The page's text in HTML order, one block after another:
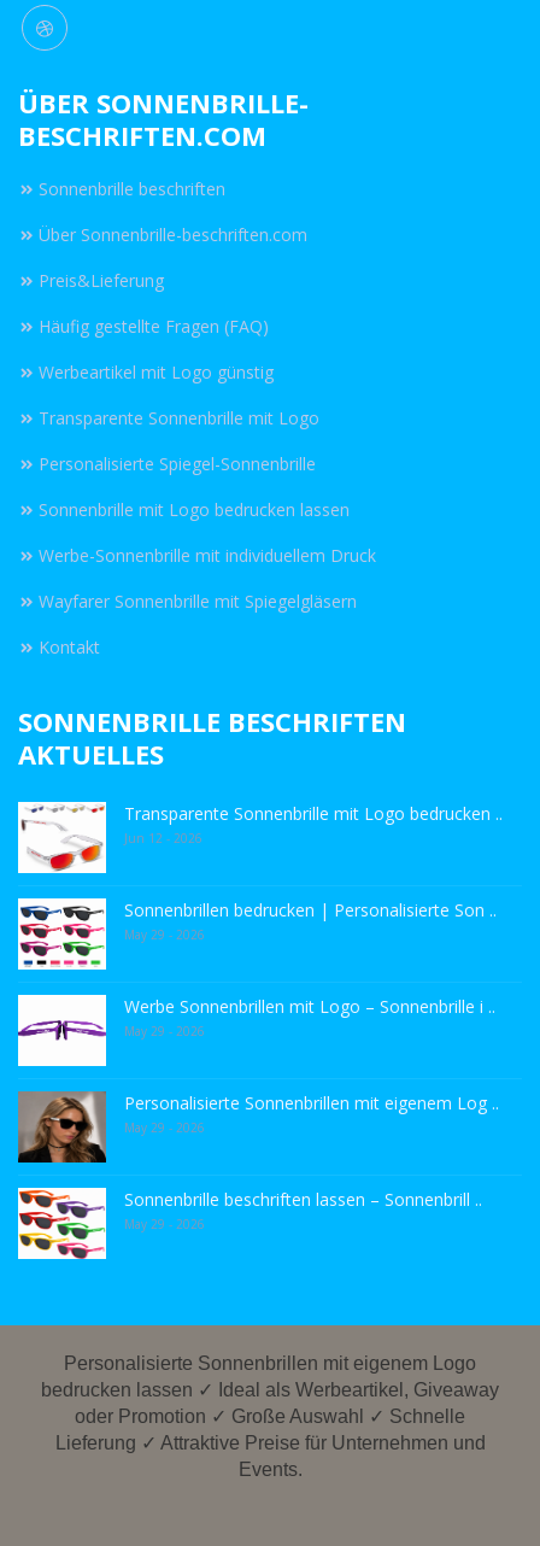
ÜBER SONNENBRILLE-
BESCHRIFTEN.COM
Sonnenbrille beschriften
Über Sonnenbrille-beschriften.com
Preis&Lieferung
Häufig gestellte Fragen (FAQ)
Werbeartikel mit Logo günstig
Transparente Sonnenbrille mit Logo
Personalisierte Spiegel-Sonnenbrille
Sonnenbrille mit Logo bedrucken lassen
Werbe-Sonnenbrille mit individuellem Druck
Wayfarer Sonnenbrille mit Spiegelgläsern
Kontakt
SONNENBRILLE BESCHRIFTEN
AKTUELLES
Transparente Sonnenbrille mit Logo bedrucken ..
Jun 12 - 2026
Sonnenbrillen bedrucken | Personalisierte Son ..
May 29 - 2026
Werbe Sonnenbrillen mit Logo – Sonnenbrille i ..
May 29 - 2026
Personalisierte Sonnenbrillen mit eigenem Log ..
May 29 - 2026
Sonnenbrille beschriften lassen – Sonnenbrill ..
May 29 - 2026
Personalisierte Sonnenbrillen mit eigenem Logo
bedrucken lassen ✓ Ideal als Werbeartikel, Giveaway
oder Promotion ✓ Große Auswahl ✓ Schnelle
Lieferung ✓ Attraktive Preise für Unternehmen und
Events.